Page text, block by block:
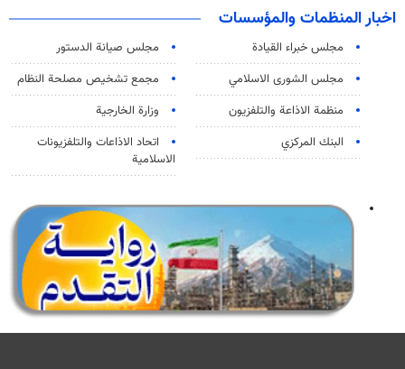
اخبار المنظمات والمؤسسات
مجلس خبراء القيادة
مجلس صيانة الدستور
مجلس الشورى الاسلامي
مجمع تشخيص مصلحة النظام
منظمة الاذاعة والتلفزیون
وزارة الخارجية
البنك المركزي
اتحاد الاذاعات والتلفزيونات
الاسلامية